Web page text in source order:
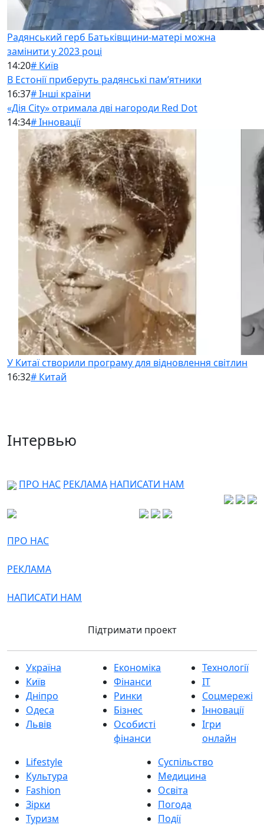
Радянський герб Батьківщини-матері можна
замінити у 2023 році
14:20# Київ
В Естонії приберуть радянські памʼятники
16:37# Інші країни
«Дія City» отримала дві нагороди Red Dot
14:34# Інновації
У Китаї створили програму для відновлення світлин
16:32# Китай
Інтервью
ПРО НАС РЕКЛАМА НАПИСАТИ НАМ
ПРО НАС
РЕКЛАМА
НАПИСАТИ НАМ
Підтримати проект
Україна
Київ
Дніпро
Одеса
Львів
Економіка
Фінанси
Ринки
Бізнес
Особисті
фінанси
Технології
IT
Соцмережі
Інновації
Ігри
онлайн
Lifestyle
Культура
Fashion
Зірки
Туризм
Суспільство
Медицина
Освіта
Погода
Події